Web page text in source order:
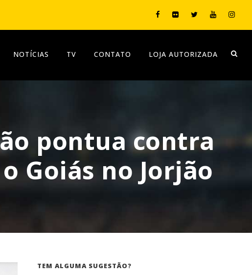
NOTÍCIAS TV CONTATO LOJA AUTORIZADA
pontua contra
Goiás no Jorjão
TEM ALGUMA SUGESTÃO?